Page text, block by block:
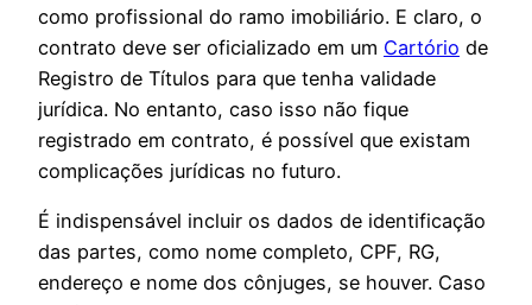
como profissional do ramo imobiliário. E claro, o
contrato deve ser oficializado em um Cartório de
Registro de Títulos para que tenha validade
jurídica. No entanto, caso isso não fique
registrado em contrato, é possível que existam
complicações jurídicas no futuro.
É indispensável incluir os dados de identificação
das partes, como nome completo, CPF, RG,
endereço e nome dos cônjuges, se houver. Caso